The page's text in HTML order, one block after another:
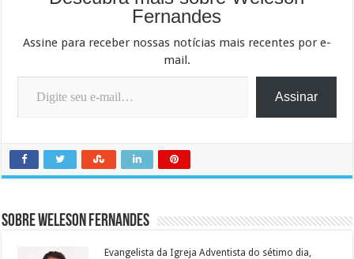
Fernandes
Assine para receber nossas notícias mais recentes por e-
mail.
Digite seu e-mail…
Assinar
Sobre Weleson Fernandes
Evangelista da Igreja Adventista do sétimo dia,